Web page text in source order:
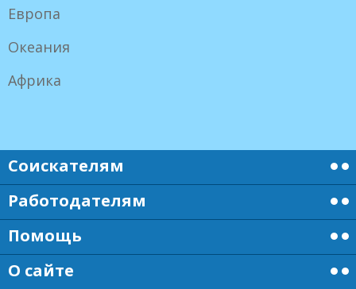
Европа
Океания
Африка
Соискателям
Работодателям
Помощь
О сайте